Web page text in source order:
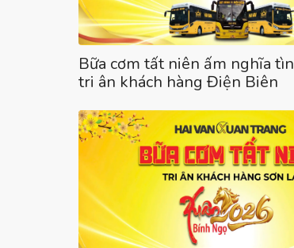
Bữa cơm tất niên ấm nghĩa
tri ân khách hàng Điện Biên